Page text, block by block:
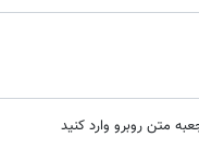
متن روبرو وارد کنید